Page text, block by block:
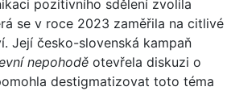
pozitivního sdělení zvolila
se v roce 2023 zaměřila na citlivé
Její česko-slovenská kampaň
nepohodě otevřela diskuzi o
destigmatizovat toto téma